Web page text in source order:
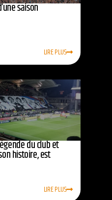
saison
LIRE PLUS
du club et
histoire, est
LIRE PLUS